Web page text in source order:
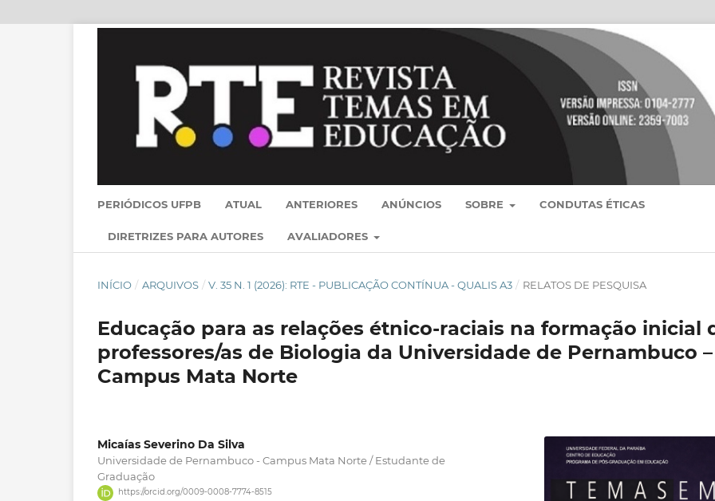
PERIÓDICOS UFPB ATUAL ANTERIORES ANÚNCIOS SOBRE CONDUTAS ÉTICAS
DIRETRIZES PARA AUTORES AVALIADORES
INÍCIO / ARQUIVOS / V. 35 N. 1 (2026): RTE - PUBLICAÇÃO CONTÍNUA - QUALIS A3 / RELATOS DE PESQUISA
Educação para as relações étnico-raciais na formação inicial
professores/as de Biologia da Universidade de Pernambuco –
Campus Mata Norte
Micaías Severino Da Silva
Universidade de Pernambuco - Campus Mata Norte / Estudante de
Graduação
https://orcid.org/0009-0008-7774-8515